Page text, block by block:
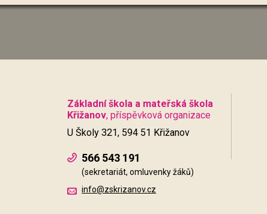
Základní škola a mateřská škola
Křižanov, příspěvková organizace
U Školy 321, 594 51 Křižanov
566 543 191
(sekretariát, omluvenky žáků)
info@zskrizanov.cz